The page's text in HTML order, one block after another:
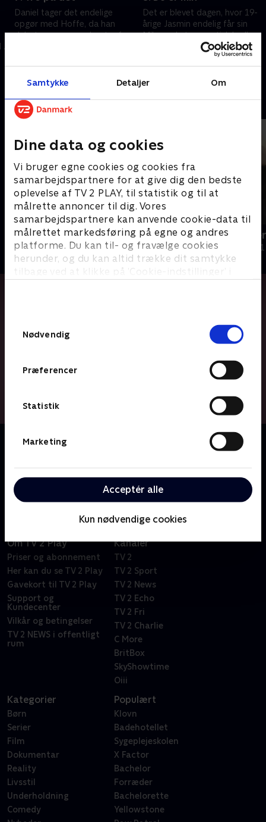
Samtykke Detaljer Om
Dine data og cookies
Vi bruger egne cookies og cookies fra
samarbejdspartnere for at give dig den bedste
oplevelse af TV 2 PLAY, til statistik og til at
målrette annoncer til dig. Vores
samarbejdspartnere kan anvende cookie-data til
målrettet markedsføring på egne og andres
platforme. Du kan til- og fravælge cookies
herunder, og du kan altid trække dit samtykke
tilbage ved at klikke på ’Cookie-indstillinger’ i
Nødvendig
Præferencer
Statistik
Marketing
Acceptér alle
Kun nødvendige cookies
i
Daniel tager det endelige
opgør med Hoffe, da han
debuterer som podcaster for
som influencer. .
Det er blevet dagen, hvor 19-
årige Jasmin endelig får sin
Mika ved et romantisk bryllup.
Og så mødes Alexandra med
sin far for at tale om svigtet. .
Andre så også
Mor på Onlyfans
Dokumentar
Din
Dokumentar •
Om Følg mig
Hvad sker der, når privatlivet bliver ens forretning? Vi
deres liv på nettet - på godt og på ondt.
Om TV 2 Play
Priser og abonnement
Her kan du se TV 2 Play
Gavekort til TV 2 Play
Support og
Kundecenter
Vilkår og betingelser
TV 2 NEWS i offentligt
rum
Kanaler
TV 2
TV 2 Sport
TV 2 News
TV 2 Echo
TV 2 Fri
TV 2 Charlie
C More
BritBox
SkyShowtime
Oiii
Kategorier
Børn
Serier
Film
Dokumentar
Reality
Livsstil
Underholdning
Comedy
Populært
Klovn
Badehotellet
Sygeplejeskolen
X Factor
Bachelor
Forræder
Bachelorette
Yellowstone